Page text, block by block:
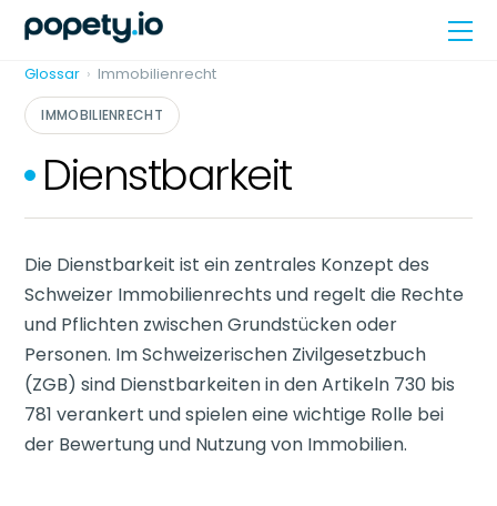
Skip
content
Glossar › Immobilienrecht
IMMOBILIENRECHT
Dienstbarkeit
Die Dienstbarkeit ist ein zentrales Konzept des
Schweizer Immobilienrechts und regelt die Rechte
und Pflichten zwischen Grundstücken oder
Personen. Im Schweizerischen Zivilgesetzbuch
(ZGB) sind Dienstbarkeiten in den Artikeln 730 bis
781 verankert und spielen eine wichtige Rolle bei
der Bewertung und Nutzung von Immobilien.